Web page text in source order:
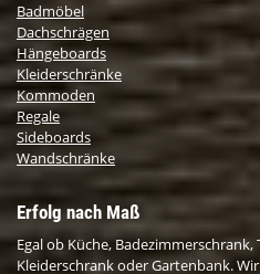
Badmöbel
Dachschrägen
Hängeboards
Kleiderschränke
Kommoden
Regale
Sideboards
Wandschränke
Erfolg nach Maß
Egal ob Küche, Badezimmerschrank,
Kleiderschrank oder Gartenbank.